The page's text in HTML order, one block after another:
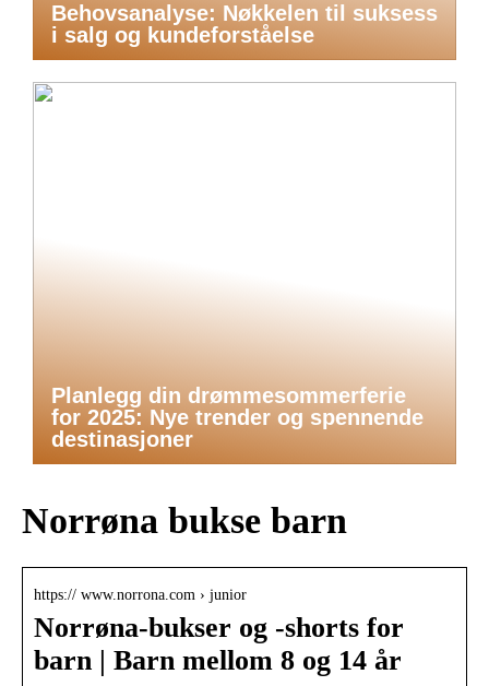
Behovsanalyse: Nøkkelen til suksess
i salg og kundeforståelse
Planlegg din drømmesommerferie
for 2025: Nye trender og spennende
destinasjoner
Norrøna bukse barn
https:// www.norrona.com › junior
Norrøna-bukser og -shorts for
barn | Barn mellom 8 og 14 år